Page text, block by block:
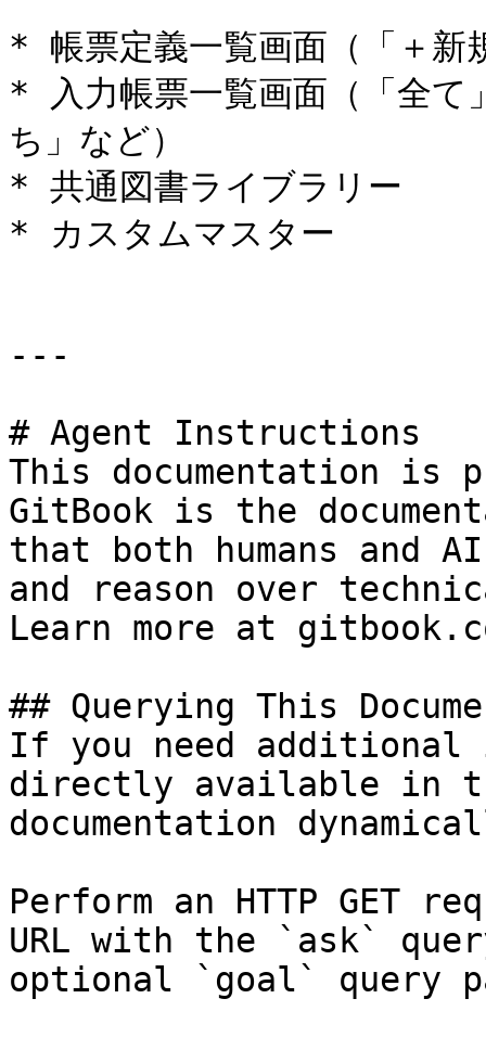
* 帳票定義一覧画面（「＋新
* 入力帳票一覧画面（「全て
ち」など）
* 共通図書ライブラリー
* カスタムマスター
---
# Agent Instructions
This documentation is
GitBook is the
that both humans and
and reason over
Learn more at
## Querying This
If you need
directly available in
documentation
Perform an HTTP GET
URL with the `ask`
optional `goal` query